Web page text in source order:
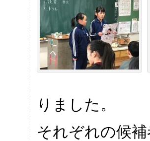
りました。
それぞれの候